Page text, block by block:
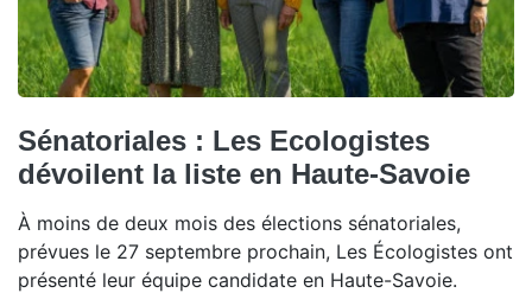
Sénatoriales : Les Ecologistes
dévoilent la liste en Haute-Savoie
À moins de deux mois des élections sénatoriales,
prévues le 27 septembre prochain, Les Écologistes ont
présenté leur équipe candidate en Haute-Savoie.